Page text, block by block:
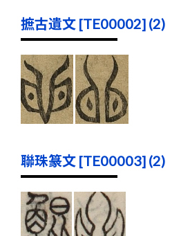
摭古遺文 [TE00002] (2)
聯珠篆文 [TE00003] (2)